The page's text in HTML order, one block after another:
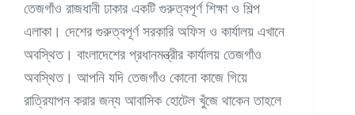
তেজগাঁও রাজধানী ঢাকার একটি গুরুত্বপূর্ণ শিক্ষা ও শিল্প
এলাকা। দেশের গুরুত্বপূর্ণ সরকারি অফিস ও কার্যালয় এখানে
অবস্থিত। বাংলাদেশের প্রধানমন্ত্রীর কার্যালয় তেজগাঁও
অবস্থিত। আপনি যদি তেজগাঁও কোনো কাজে গিয়ে
রাত্রিযাপন করার জন্য আবাসিক হোটেল খুঁজে থাকেন তাহলে